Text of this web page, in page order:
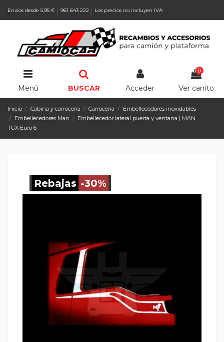
Envíos desde 5,95 € 961 643 222 Los precios no incluyen IVA
Menú BUSCAR Acceder
0
Ver carrito
Inicio Cabina y carrocería Carrocería
Embellecedores inoxidables
Embellecedores Man
Embellecedor lateral puerta y ventana | MAN
TGX Euro 6
Rebajas -30%